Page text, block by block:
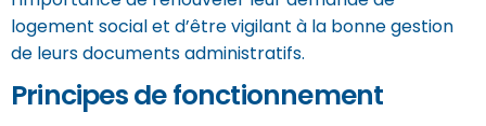
logement social et d’être vigilant à la bonne gestion
de leurs documents administratifs.
Principes de fonctionnement